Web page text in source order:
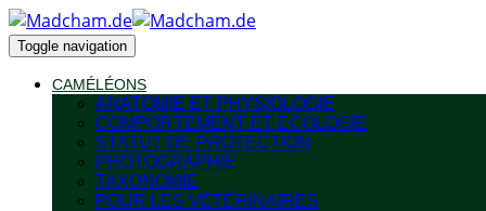
Toggle navigation
CAMÉLÉONS
ANATOMIE ET PHYSIOLOGIE
COMPORTEMENT ET ÉCOLOGIE
STATUT DE PROTECTION
PHOTOGRAPHIE
TAXONOMIE
POUR LES VÉTÉRINAIRES